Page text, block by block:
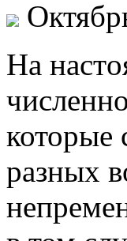
Нa
которые
разных